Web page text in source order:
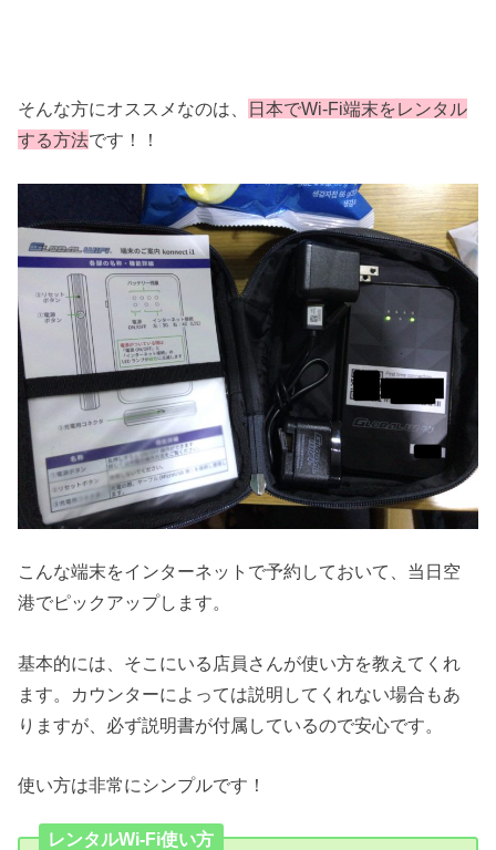
そんな方にオススメなのは、 日本でWi-Fi端末をレンタル
する方法です！！
こんな端末をインターネットで予約しておいて、当日空
港でピックアップします。
基本的には、そこにいる店員さんが使い方を教えてくれ
ます。カウンターによっては説明してくれない場合もあ
りますが、必ず説明書が付属しているので安心です。
使い方は非常にシンプルです！
レンタルWi-Fi使い方